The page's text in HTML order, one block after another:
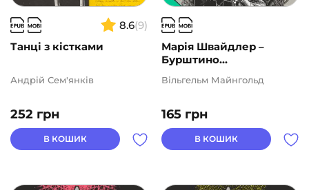
ЦІНА
2
8.6(9)
Танці з кістками
252 грн
Андрій Сем'янків
В КОШИК
Марія Швайдлер –
Бурштино...
165 грн
Вільгельм Майнгольд
В КОШИК